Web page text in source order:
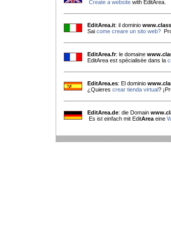
Create a website with EditArea.
EditArea.it: il dominio
Sai come creare un sito web?
EditArea.fr: le domaine
EditArea est spécialisée dans la
EditArea.es: El dominio
¿Quieres crear tienda virtual?
EditArea.de: die Domain
Es ist einfach mit EditArea eine